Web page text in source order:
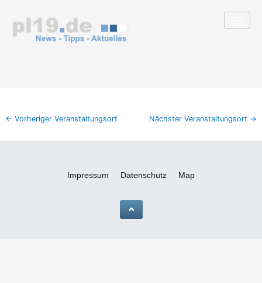
springen
← Vorheriger Veranstaltungsort Nächster Veranstaltungsort →
Impressum Datenschutz Map